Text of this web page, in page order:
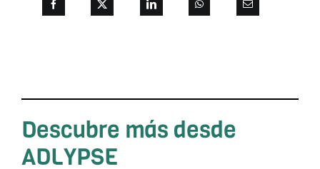
Descubre más desde
ADLYPSE